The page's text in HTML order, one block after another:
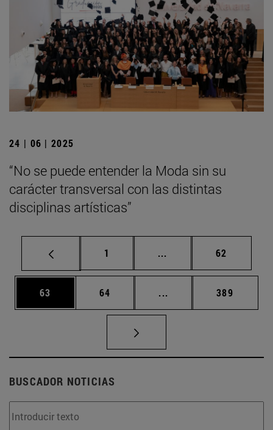
24 | 06 | 2025
“No se puede entender la Moda sin su
carácter transversal con las distintas
disciplinas artísticas”
Página
1 ... Páginas intermedias
Página
62
Página
63 Página
64 ... Páginas intermedias
Página
389
BUSCADOR NOTICIAS